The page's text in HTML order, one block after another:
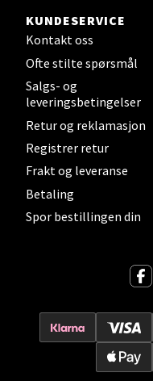
KUNDESERVICE
Kontakt oss
Ofte stilte spørsmål
Salgs- og
leveringsbetingelser
Retur og reklamasjon
Registrer retur
Frakt og leveranse
Betaling
Spor bestillingen din
Barstølveien 31,
Åpent i dag 10-21
0 i butikk
Fredrikstad -
Brochsgate 8,